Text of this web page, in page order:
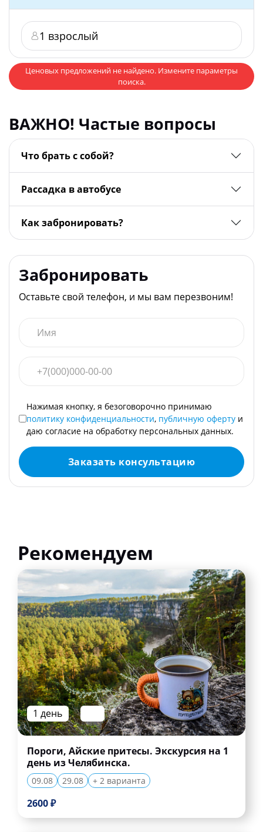
1 взрослый
Ценовых предложений не найдено. Измените параметры
поиска.
ВАЖНО! Частые вопросы
Что брать с собой?
Рассадка в автобусе
Как забронировать?
Забронировать
Оставьте свой телефон, и мы вам перезвоним!
Нажимая кнопку, я безоговорочно принимаю
политику конфиденциальности, публичную оферту и
даю согласие на обработку персональных данных.
Заказать консультацию
Рекомендуем
1 день
Пороги, Айские притесы. Экскурсия на 1
день из Челябинска.
09.08 29.08 + 2 варианта
2600 ₽